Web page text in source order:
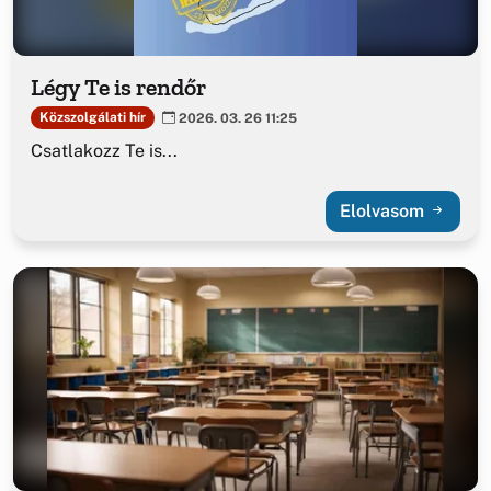
Légy Te is rendőr
Közszolgálati hír 2026. 03. 26 11:25
Csatlakozz Te is...
Elolvasom